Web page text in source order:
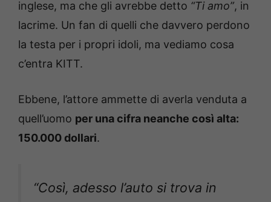
inglese, ma che gli avrebbe detto “Ti amo”, in
lacrime. Un fan di quelli che davvero perdono
la testa per i propri idoli, ma vediamo cosa
c’entra KITT.
Ebbene, l’attore ammette di averla venduta a
quell’uomo per una cifra neanche così alta:
150.000 dollari.
“Così, adesso l’auto si trova in